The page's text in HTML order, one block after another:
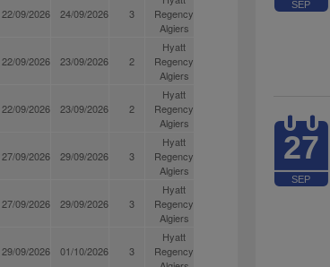
22/09/2026 24/09/2026 3
Regency
Algiers
22/09/2026 23/09/2026 2
Hyatt
Regency
Algiers
22/09/2026 23/09/2026 2
Hyatt
Regency
Algiers
27/09/2026 29/09/2026 3
Hyatt
Regency
Algiers
27/09/2026 29/09/2026 3
Hyatt
Regency
Algiers
29/09/2026 01/10/2026 3
Hyatt
Regency
SEP
27
SEP